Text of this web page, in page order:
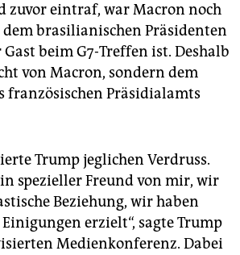
zuvor eintraf, war Macron noch
brasilianischen Präsidenten
Gast beim G7-Treffen ist. Deshalb
von Macron, sondern dem
französischen Präsidialamts
Trump jeglichen Verdruss.
spezieller Freund von mir, wir
Beziehung, wir haben
erzielt“, sagte Trump
Medienkonferenz. Dabei